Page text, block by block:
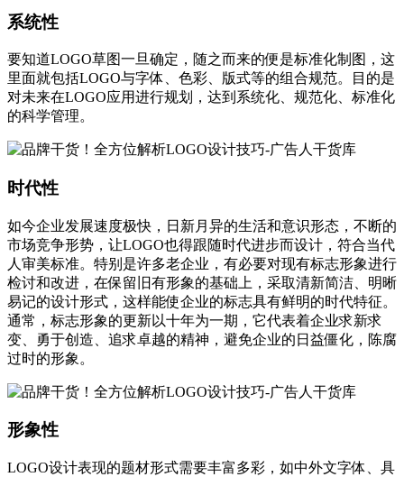
系统性
要知道LOGO草图一旦确定，随之而来的便是标准化制图，这
里面就包括LOGO与字体、色彩、版式等的组合规范。目的是
对未来在LOGO应用进行规划，达到系统化、规范化、标准化
的科学管理。
时代性
如今企业发展速度极快，日新月异的生活和意识形态，不断的
市场竞争形势，让LOGO也得跟随时代进步而设计，符合当代
人审美标准。特别是许多老企业，有必要对现有标志形象进行
检讨和改进，在保留旧有形象的基础上，采取清新简洁、明晰
易记的设计形式，这样能使企业的标志具有鲜明的时代特征。
通常，标志形象的更新以十年为一期，它代表着企业求新求
变、勇于创造、追求卓越的精神，避免企业的日益僵化，陈腐
过时的形象。‍
形象性
LOGO设计表现的题材形式需要丰富多彩，如中外文字体、具